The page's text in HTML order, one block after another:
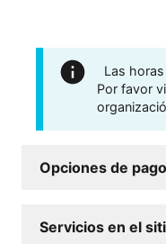
Las
Por favor
Opciones de pago
Servicios en el